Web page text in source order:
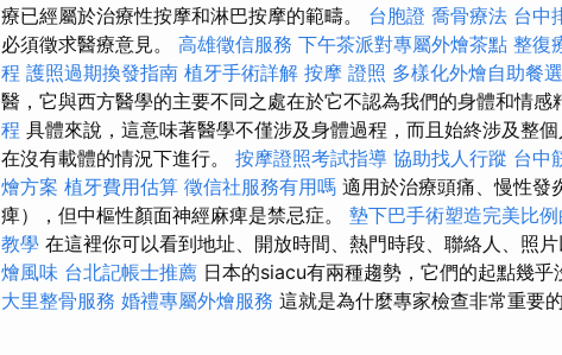
療已經屬於治療性按摩和淋巴按摩的範疇。 台胞證 喬骨療法 台中
必須徵求醫療意見。 高雄徵信服務 下午茶派對專屬外燴茶點 整復
程 護照過期換發指南 植牙手術詳解 按摩 證照 多樣化外燴自助餐
醫，它與西方醫學的主要不同之處在於它不認為我們的身體和情感
程 具體來說，這意味著醫學不僅涉及身體過程，而且始終涉及整
在沒有載體的情況下進行。 按摩證照考試指導 協助找人行蹤 台中
燴方案 植牙費用估算 徵信社服務有用嗎 適用於治療頭痛、慢性發
痺），但中樞性顏面神經麻痺是禁忌症。 墊下巴手術塑造完美比
教學 在這裡你可以看到地址、開放時間、熱門時段、聯絡人、照
燴風味 台北記帳士推薦 日本的siacu有兩種趨勢，它們的起點幾乎
大里整骨服務 婚禮專屬外燴服務 這就是為什麼專家檢查非常重要的